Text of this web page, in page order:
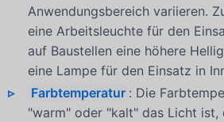
Anwendungsbereich variieren.
eine Arbeitsleuchte für den
auf Baustellen eine höhere
eine Lampe für den Einsatz in
Farbtemperatur : Die
"warm" oder "kalt" das Licht ist,